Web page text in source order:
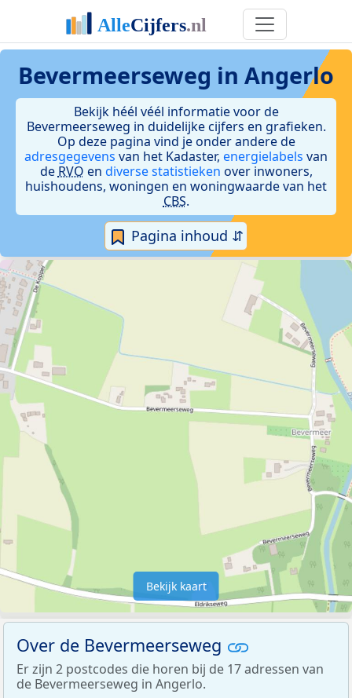
Bevermeerseweg in Angerlo
Bekijk héél véél informatie voor de
Bevermeerseweg in duidelijke cijfers en grafieken.
Op deze pagina vind je onder andere de
adresgegevens van het Kadaster, energielabels van
de RVO en diverse statistieken over inwoners,
huishoudens, woningen en woningwaarde van het
CBS.
Pagina inhoud ⇵
Bekijk kaart
Over de Bevermeerseweg
Er zijn 2 postcodes die horen bij de 17 adressen van
de Bevermeerseweg in Angerlo.